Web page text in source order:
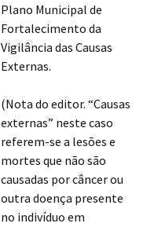
Plano Municipal de
Fortalecimento da
Vigilância das Causas
Externas.
(Nota do editor. “Causas
externas” neste caso
referem-se a lesões e
mortes que não são
causadas por câncer ou
outra doença presente
no indivíduo em